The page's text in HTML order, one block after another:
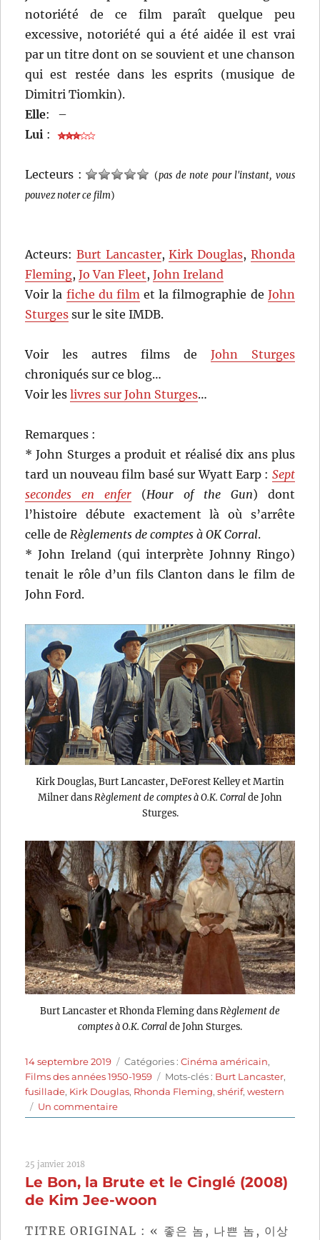
notoriété de ce film paraît quelque peu
excessive, notoriété qui a été aidée il est vrai
par un titre dont on se souvient et une chanson
qui est restée dans les esprits (musique de
Dimitri Tiomkin).
Elle:
–
Lui :
Lecteurs : (pas de note pour l'instant, vous
pouvez noter ce film)
Acteurs: Burt Lancaster,Kirk Douglas, Rhonda
Fleming,Jo Van Fleet,John Ireland
Voir la fiche du filmet la filmographie de John
Sturges sur le site IMDB.
Voir les autres films de John Sturges
chroniqués sur ce blog…
Voir leslivres sur John Sturges…
Remarques :
* John Sturges a produit et réalisé dix ans plus
tard un nouveau film basé sur Wyatt Earp : Sept
secondes en enfer (Hour of the Gun) dont
l’histoire débute exactement là où s’arrête
celle deRèglements de comptes à OK Corral.
* John Ireland (qui interprète Johnny Ringo)
tenait le rôle d’un fils Clanton dans le film de
John Ford.
Kirk Douglas, Burt Lancaster, DeForest Kelley et Martin
Milner dansRèglement de comptes à O.K. Corralde John
Sturges.
Burt Lancaster et Rhonda Fleming dans Règlement de
comptes à O.K. Corralde John Sturges.
Publié
le
14 septembre 2019 Catégories
Catégories :Cinéma américain,
Films des années 1950-1959
Étiquettes
Mots-clés : Burt Lancaster,
fusillade, Kirk Douglas, Rhonda Fleming,shérif,western
Un commentairesur
Règlement
O.K.
Corral
de
25 janvier 2018
Le Bon, la Brute et le Cinglé (2008)
de Kim Jee-woon
TITRE ORIGINAL : « 좋은 놈, 나쁜 놈, 이상